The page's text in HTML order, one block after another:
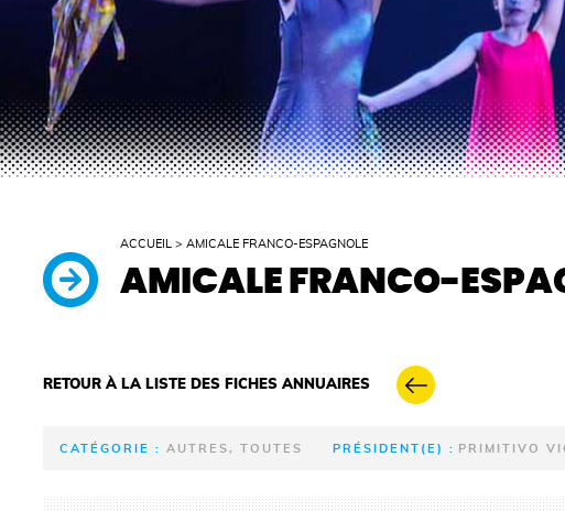
ACCUEIL >AMICALE FRANCO-ESPAGNOLE
AMICALE FRANCO-
RETOUR À LA LISTE DES FICHES ANNUAIRES
CATÉGORIE :AUTRES, TOUTES PRÉSIDENT(E) : PRIMITIVO